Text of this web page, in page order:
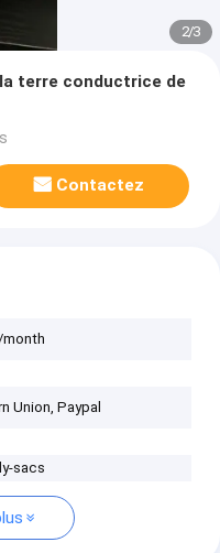
2/3
terre conductrice de
Contactez
month
Union, Paypal
sacs